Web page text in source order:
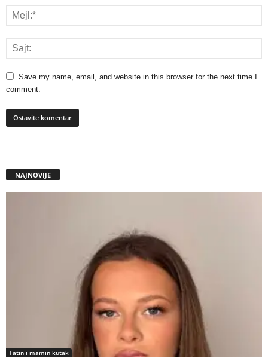
Save my name, email, and website in this browser for the next time I
comment.
NAJNOVIJE
Tatin i mamin kutak